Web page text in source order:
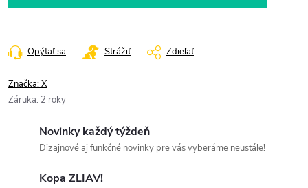
Opýtať sa Strážiť Zdieľať
Značka:X
Záruka: 2 roky
Novinky každý týždeň
Dizajnové aj funkčné novinky pre vás vyberáme neustále!
Kopa ZLIAV!